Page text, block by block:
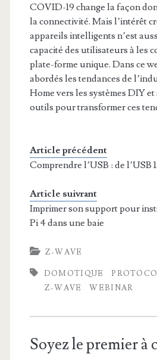
COVID-19 change la façon
la connectivité. Mais l’intérêt
appareils intelligents n’est
capacité des utilisateurs à les
plate-forme unique. Dans ce
abordés les tendances de
Home vers les systèmes DIY
outils pour transformer ces
Article précédent
Comprendre l’USB : de l’USB
Article suivrant
Imprimer son support pour
Pi 4 dans une baie
Z-WAVE
DOMOTIQUE
Z-WAVE
WEBINAR
Soyez le premier à